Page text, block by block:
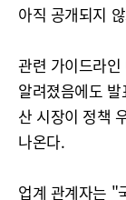
아직 공개되지
관련 가이드라
알려졌음에도
산 시장이 정책
나온다.
업계 관계자는 "